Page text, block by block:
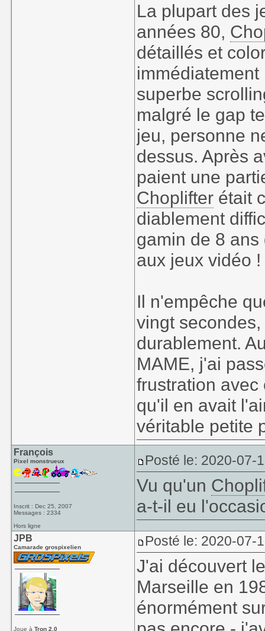
La plupart des
années 80,
détaillés et
superbe
malgré le gap
jeu, personne
dessus. Après
paient une
Choplifter était
diablement
gamin de 8
aux jeux vidéo !
Il n'empêche
vingt
durablement.
MAME, j'ai
frustration
qu'il en avait
véritable petite
François
Pixel monstrueux
Inscrit : Dec 25, 2007
Messages : 2334
Hors ligne
Posté le: 2020-07-
Vu qu'un
a-t-il eu
JPB
Camarade grospixelien
Joue àTron 2.0
Posté le: 2020-07-
J'ai découvert
Marseille en
énormément